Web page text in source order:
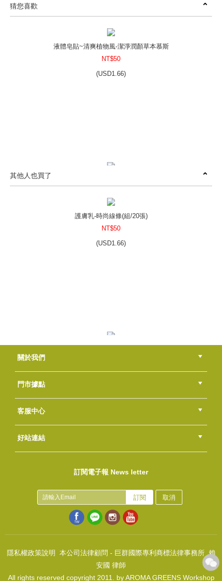
猜您喜歡
液體皂貼~清爽植物風-潔淨潤顏草本慕斯
NT$50
(USD1.66)
USD
(USD1.66)
其他人也買了
護膚乳-時尚線條(組/20張)
NT$50
(USD1.66)
(USD1.66)
關於我們
公司簡介
品牌故事
最新消息
隱私權聲明
版權聲明
門市據點
總部
北區
中區
南區
東區
海外
客服中心
會員等級
購物流程
訂單查詢
常見問題
海外訂購流程
連絡我們
下載專區
紅利點數
好站連結
訂閱電子報 News letter
訂閱 取消
隱私權政策說明 本公司法律顧問 - 巨群國際專利商標法律事務所 賴
安國 律師
All rights reserved copyright 2011. by AROMA GREENS Workshop